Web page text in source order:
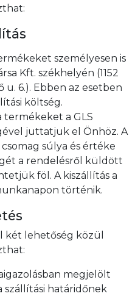
személyesen is
Kft. székhelyén (1152
u. 6.). Ebben az esetben
költség.
termékeket a GLS
juttatjuk el Önhöz. A
súlya és értéke
a rendelésről küldött
föl. A kiszállítás a
történik.
két lehetőség közül
megjelölt
szállítási határidőnek